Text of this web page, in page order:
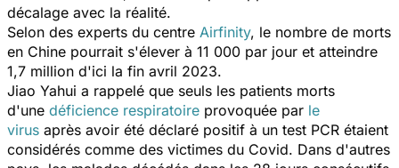
décalage avec la réalité.
Selon des experts du centre Airfinity, le nombre de morts
en Chine pourrait s'élever à 11 000 par jour et atteindre
1,7 million d'ici la fin avril 2023.
Jiao Yahui a rappelé que seuls les patients morts
d'une déficience respiratoire provoquée par le
virus après avoir été déclaré positif à un test PCR étaient
considérés comme des victimes du Covid. Dans d'autres